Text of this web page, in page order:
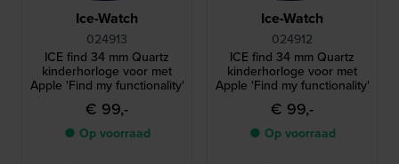
Ice-Watch
024913
ICE find 34 mm Quartz
kinderhorloge voor met
Apple 'Find my functionality'
€ 99,-
● Op voorraad
Ice-Watch
024912
ICE find 34 mm Quartz
kinderhorloge voor met
Apple 'Find my functionality'
€ 99,-
● Op voorraad